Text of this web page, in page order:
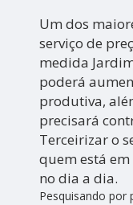
Um dos
serviço de
medida
poderá
produtiva,
precisará
Terceirizar o
quem está
no dia a dia.
Pesquisando por